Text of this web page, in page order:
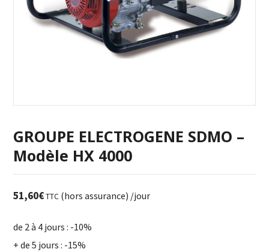
GROUPE ELECTROGENE SDMO –
Modèle HX 4000
51,60€ TTC (hors assurance) /jour
de 2 à 4 jours : -10%
+ de 5 jours : -15%